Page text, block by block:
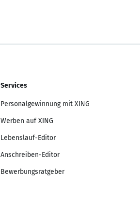
Services
Personalgewinnung mit XING
Werben auf XING
Lebenslauf-Editor
Anschreiben-Editor
Bewerbungsratgeber